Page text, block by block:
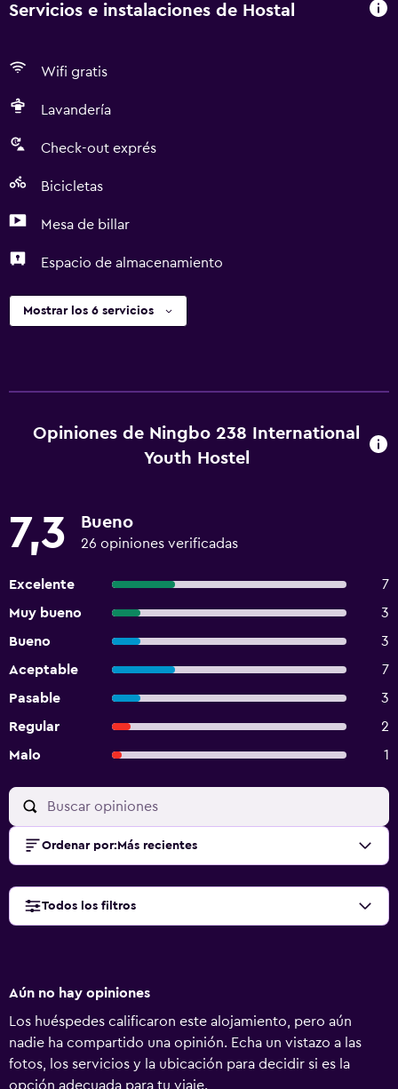
Servicios e instalaciones de Hostal
Wifi gratis
Lavandería
Check-out exprés
Bicicletas
Mesa de billar
Espacio de almacenamiento
Mostrar los 6 servicios
Opiniones de Ningbo 238 International
Youth Hostel
7,3 Bueno
26 opiniones verificadas
Excelente
7
Muy bueno
3
Bueno
3
Aceptable
7
Pasable
3
Regular
2
Malo
1
Ordenar por: Más recientes
Todos los filtros
Aún no hay opiniones
Los huéspedes calificaron este alojamiento, pero aún
nadie ha compartido una opinión. Echa un vistazo a las
fotos, los servicios y la ubicación para decidir si es la
opción adecuada para tu viaje.